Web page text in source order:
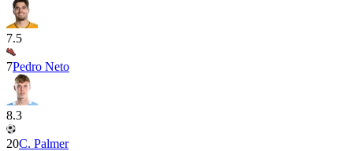
7.5
7Pedro Neto
8.3
20C. Palmer